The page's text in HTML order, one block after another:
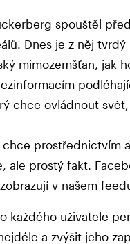
spouštěl
Dnes je z něj
mimozemšťan, jak
chce ovládnout
chce prostřednictvím
ale prostý fakt.
v našem
každého uživatele
a zvýšit jeho